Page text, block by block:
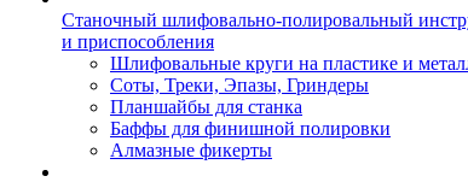
Станочный шлифовально-полировальный
и приспособления
Шлифовальные круги на пластике и
Соты, Треки, Эпазы, Гриндеры
Планшайбы для станка
Баффы для финишной полировки
Алмазные фикерты